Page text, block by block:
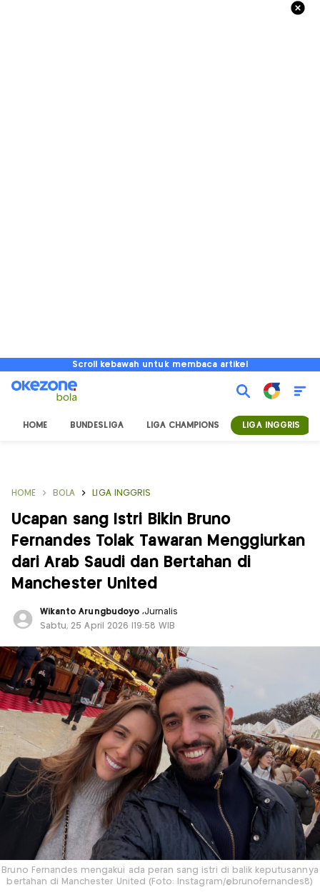
Scroll kebawah untuk membaca artikel
HOME BUNDESLIGA LIGA CHAMPIONS LIGA INGGRIS
HOME BOLA LIGA INGGRIS
Ucapan sang Istri Bikin Bruno
Fernandes Tolak Tawaran Menggiurkan
dari Arab Saudi dan Bertahan di
Manchester United
Wikanto Arungbudoyo ,Jurnalis
Sabtu, 25 April 2026 |19:58 WIB
Bruno Fernandes mengakui ada peran sang istri di balik keputusannya
bertahan di Manchester United (Foto: Instagram/@brunofernandes8)